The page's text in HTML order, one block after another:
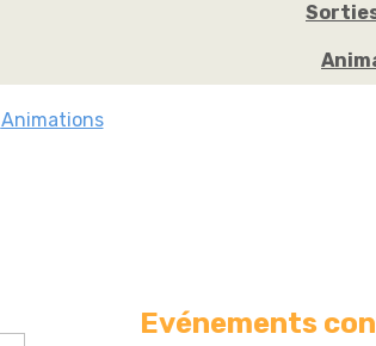
Animations
Evénements